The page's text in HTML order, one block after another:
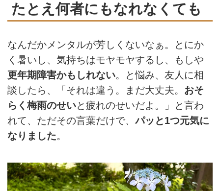
たとえ何者にもなれなくても
なんだかメンタルが芳しくないなぁ。とにか
く暑いし、気持ちはモヤモヤするし、もしや
更年期障害かもしれない。と悩み、友人に相
談したら、「それは違う。まだ大丈夫。 おそ
らく梅雨のせいと疲れのせいだよ。」と言わ
れて、ただその言葉だけで、パッと1つ元気に
なりました。